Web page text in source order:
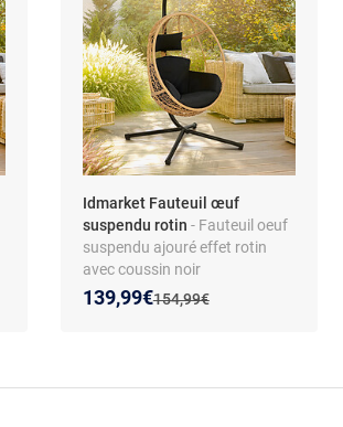
Idmarket Fauteuil œuf
suspendu rotin - Fauteuil oeuf
suspendu ajouré effet rotin
avec coussin noir
Ancien prix :
154,99€
Nouveau prix :
139,99€
Réduction de :